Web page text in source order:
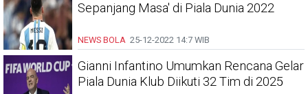
Sepanjang Masa' di Piala Dunia 2022
NEWS BOLA 25-12-2022 14:7 WIB
Gianni Infantino Umumkan Rencana Gelar
Piala Dunia Klub Diikuti 32 Tim di 2025